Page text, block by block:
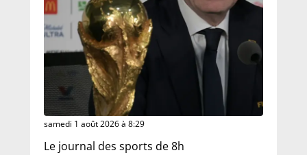
samedi 1 août 2026 à 8:29
Le journal des sports de 8h